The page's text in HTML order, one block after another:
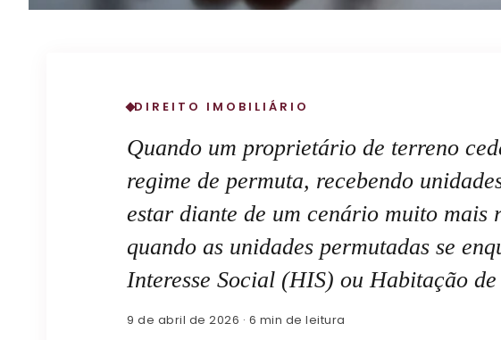
DIREITO IMOBILIÁRIO
Quando um proprietário de terreno
regime de permuta, recebendo
estar diante de um cenário muito
quando as unidades permutadas se
Interesse Social (HIS) ou Habitação
9 de abril de 2026 · 6 min de leitura